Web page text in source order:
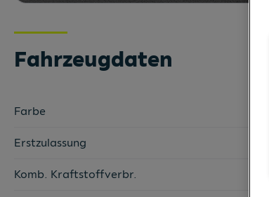
Fahrzeugdaten
Farbe
Erstzulassung
Komb. Kraftstoffverbr.